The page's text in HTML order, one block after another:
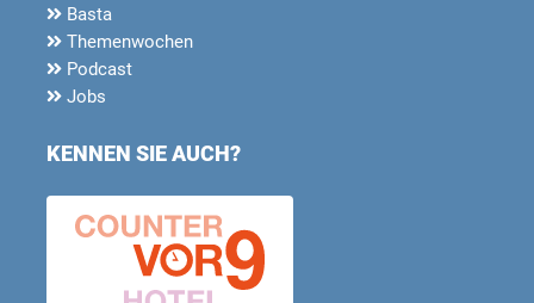
Basta
Themenwochen
Podcast
Jobs
KENNEN SIE AUCH?